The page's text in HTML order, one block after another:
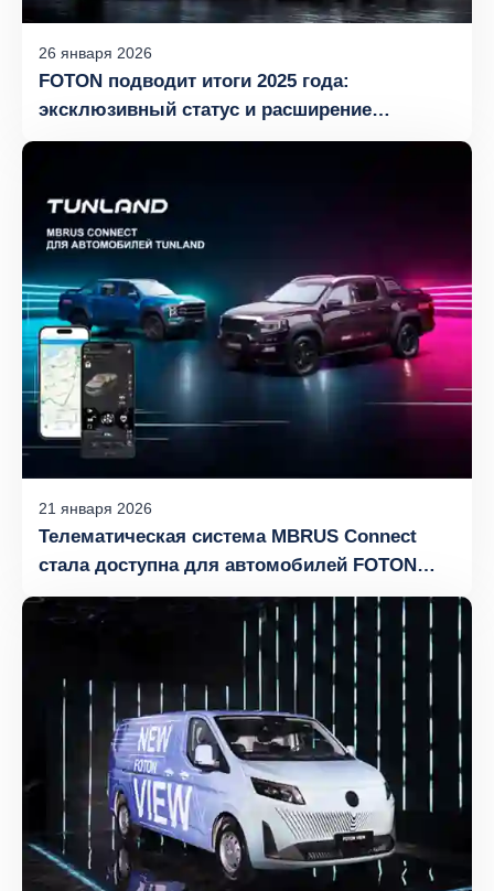
26 января 2026
FOTON подводит итоги 2025 года:
эксклюзивный статус и расширение
модельного ряда
21 января 2026
Телематическая система MBRUS Connect
стала доступна для автомобилей FOTON
TUNLAND G7, V7 и V9